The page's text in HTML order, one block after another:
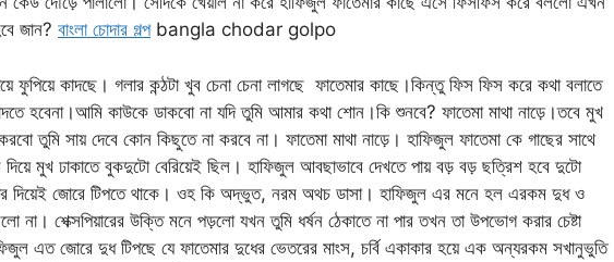
জান? বাংলা চোদার গল্পbangla chodar golpo
ফুপিয়ে কাদছে। গলার কন্ঠটা খুব চেনা চেনা লাগছে ফাতেমার কাছে।কিন্তু ফিস ফিস করে কথা বলাতে
হবেনা।আমি কাউকে ডাকবো না যদি তুমি আমার কথা শোন।কি শুনবে? ফাতেমা মাথা নাড়ে।তবে মুখ
তুমি সায় দেবে কোন কিছুতে না করবে না। ফাতেমা মাথা নাড়ে। হাফিজুল ফাতেমা কে গাছের সাথে
মুখ ঢাকাতে বুকদুটো বেরিয়েই ছিল। হাফিজুল আবছাভাবে দেখতে পায় বড় বড় ছত্রিশ হবে দুটো
দিয়েই জোরে টিপতে থাকে। ওহ কি অদ্ভুত, নরম অথচ ডাসা। হাফিজুল এর মনে হল এরকম দুধ ও
না। শেক্সপিয়ারের উক্তি মনে পড়লো যখন তুমি ধর্ষন ঠেকাতে না পার তখন তা উপভোগ করার চেষ্টা
এত জোরে দুধ টিপছে যে ফাতেমার দুধের ভেতরের মাংস, চর্বি একাকার হয়ে এক অন্যরকম সখানুভুতি